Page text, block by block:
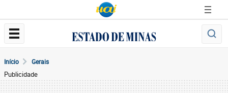
Início Gerais
Publicidade